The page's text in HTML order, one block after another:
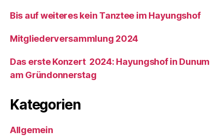
Bis auf weiteres kein Tanztee im Hayungshof
Mitgliederversammlung 2024
Das erste Konzert 2024: Hayungshof in Dunum
am Gründonnerstag
Kategorien
Allgemein